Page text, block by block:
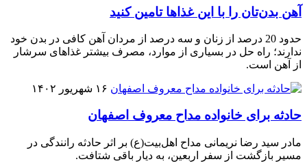
آهن بدن‌تان را با این غذاها تامین کنید
حدود 20 درصد از زنان و سه درصد از مردان آهن کافی در بدن خود
ندارند؛ راه حل در بسیاری از موارد، مصرف بیشتر غذاهای سرشار
از آهن است.
۱۶ شهریور ۱۴۰۲
حادثه برای خانواده مداح معروف اصفهان
مادر سید رضا نریمانی مداح اهل‌بیت(ع) بر اثر حادثه رانندگی در
مسیر بازگشت از سفر اربعین، به دیار باقی شتافت.